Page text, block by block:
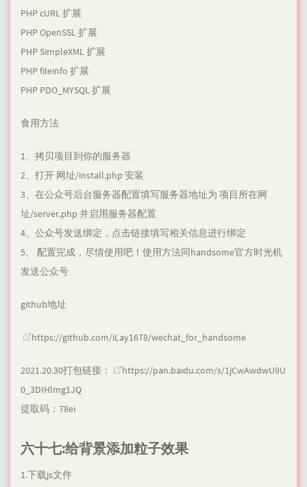
PHP cURL 扩展
PHP OpenSSL 扩展
PHP SimpleXML 扩展
PHP fileinfo 扩展
PHP PDO_MYSQL 扩展
食用方法
1、拷贝项目到你的服务器
2、打开 网址/install.php 安装
3、在公众号后台服务器配置填写服务器地址为 项目所在网
址/server.php 并启用服务器配置
4、公众号发送绑定，点击链接填写相关信息进行绑定
5、 配置完成，尽情使用吧！使用方法同handsome官方时光机
发送公众号
github地址
https://github.com/iLay1678/wechat_for_handsome
2021.20.30打包链接：
https://pan.baidu.com/s/1jCwAwdwU9U
0_3DIHlmg1JQ
提取码：78ei
六十七:给背景添加粒子效果
1.下载js文件